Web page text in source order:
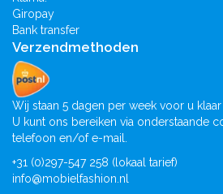
Giropay
Bank transfer
Verzendmethoden
Wij staan 5 dagen per week voor u
U kunt ons bereiken via onderstaande
telefoon en/of e-mail.
+31 (0)297-547 258 (lokaal tarief)
info@mobielfashion.nl